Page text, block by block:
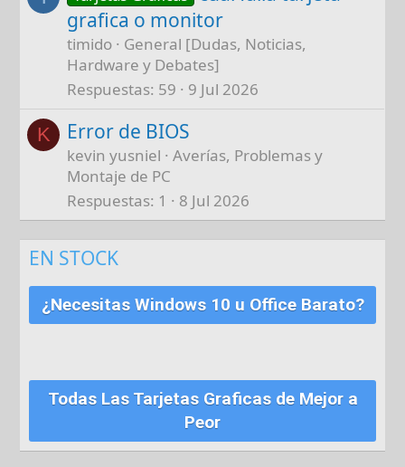
grafica o monitor
timido
General [Dudas, Noticias,
Hardware y Debates]
Respuestas 59 9 Jul 2026
K Error de BIOS
kevin yusniel
Averías, Problemas y
Montaje de PC
Respuestas 1 8 Jul 2026
EN STOCK
¿Necesitas Windows 10 u Office Barato?
Todas Las Tarjetas Graficas de Mejor a
Peor